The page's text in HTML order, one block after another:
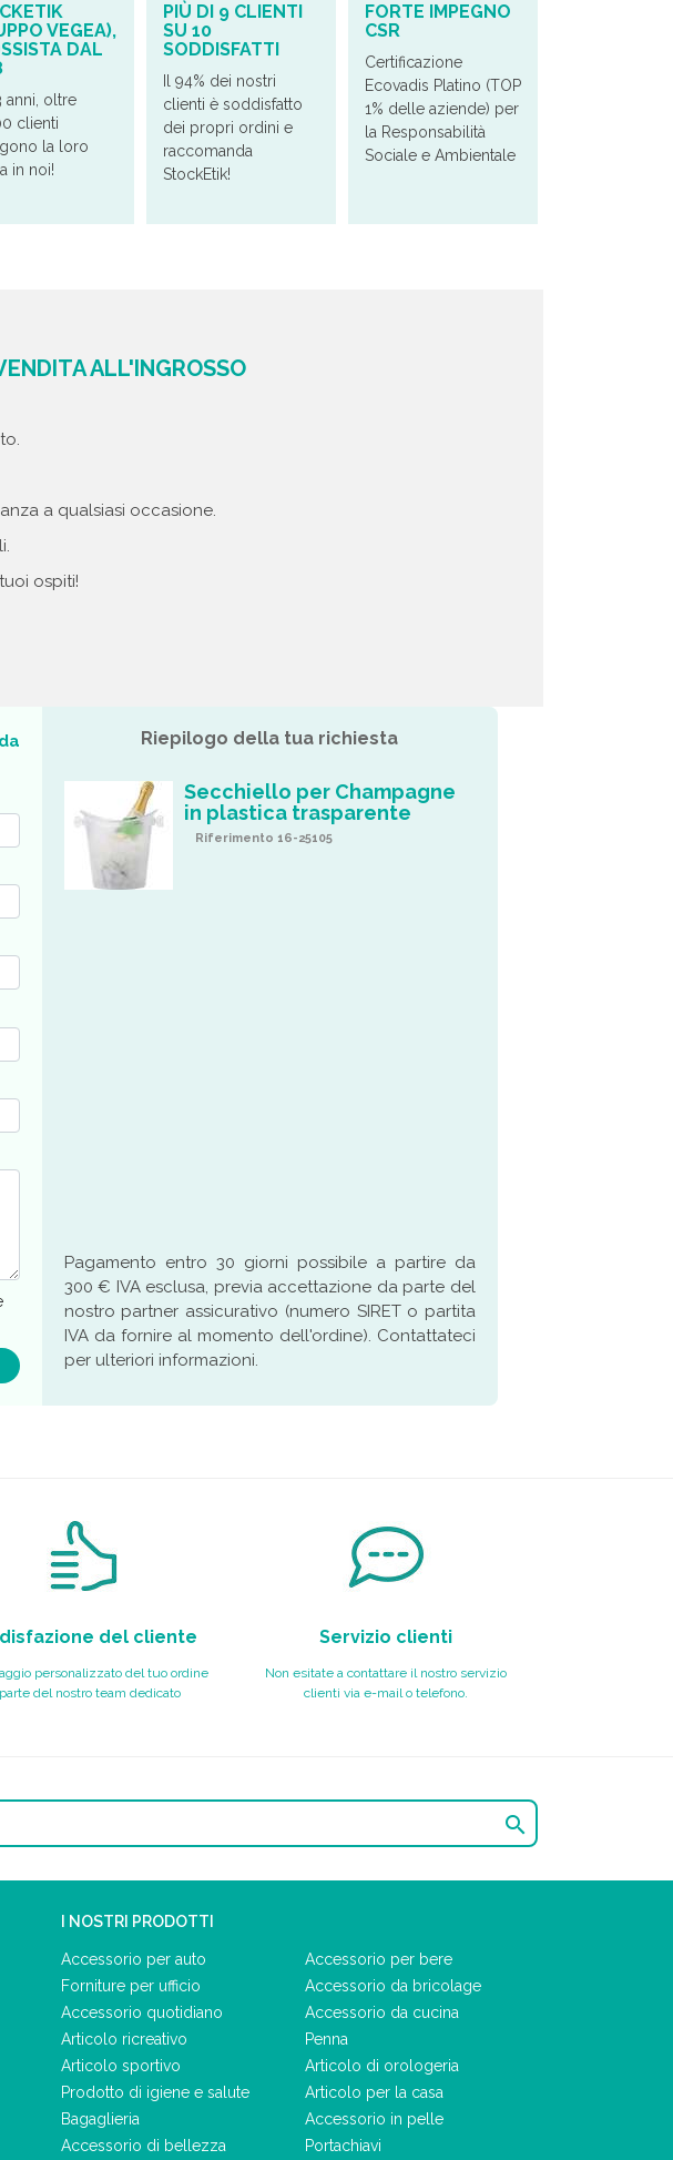
VEGEA),
DAL
anni, oltre
clienti
la loro
in noi!
PIÙ DI 9 CLIENTI
SU 10
SODDISFATTI
Il 94% dei nostri
clienti è soddisfatto
dei propri ordini e
raccomanda
StockEtik!
FORTE IMPEGNO
CSR
Certificazione
Ecovadis Platino (TOP
1% delle aziende) per
la Responsabilità
Sociale e Ambientale
ALL'INGROSSO
a qualsiasi occasione.
ospiti!
Riepilogo della tua richiesta
Secchiello per Champagne
in plastica trasparente
Riferimento 16-25105
Pagamento entro 30 giorni possibile a partire da
300 € IVA esclusa, previa accettazione da parte del
nostro partner assicurativo (numero SIRET o partita
IVA da fornire al momento dell'ordine). Contattateci
per ulteriori informazioni.
del cliente
personalizzato del tuo ordine
del nostro team dedicato
Servizio clienti
Non esitate a contattare il nostro servizio
clienti via e-mail o telefono.

I NOSTRI PRODOTTI
Accessorio per auto
Forniture per ufficio
Accessorio quotidiano
Articolo ricreativo
Articolo sportivo
Prodotto di igiene e salute
Bagaglieria
Accessorio di bellezza
Accessorio per bere
Accessorio da bricolage
Accessorio da cucina
Penna
Articolo di orologeria
Articolo per la casa
Accessorio in pelle
Portachiavi